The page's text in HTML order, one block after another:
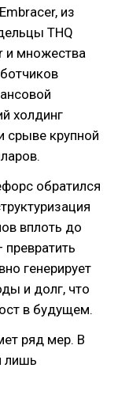
из
THQ
и множества
холдинг
срыве крупной
обратился
вплоть до
генерирует
и долг, что
в будущем.
ряд мер. В
лишь